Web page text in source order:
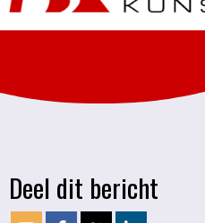
Deel dit bericht